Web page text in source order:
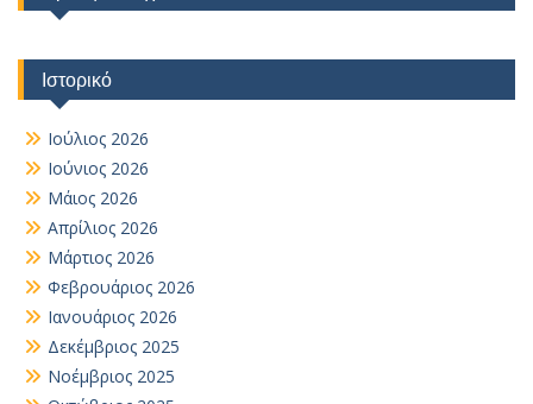
Ιστορικό
Ιούλιος 2026
Ιούνιος 2026
Μάιος 2026
Απρίλιος 2026
Μάρτιος 2026
Φεβρουάριος 2026
Ιανουάριος 2026
Δεκέμβριος 2025
Νοέμβριος 2025